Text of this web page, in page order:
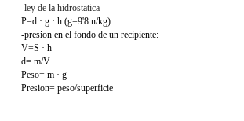
-ley de la hidrostatica-
P=d · g · h (g=9'8 n/kg)
-presion en el fondo de un recipiente:
V=S · h
d= m/V
Peso= m · g
Presion= peso/superficie